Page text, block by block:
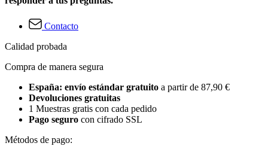
Contacto
Calidad probada
Compra de manera segura
España: envío estándar gratuito a partir de 87,90 €
Devoluciones gratuitas
1 Muestras gratis con cada pedido
Pago seguro con cifrado SSL
Métodos de pago: